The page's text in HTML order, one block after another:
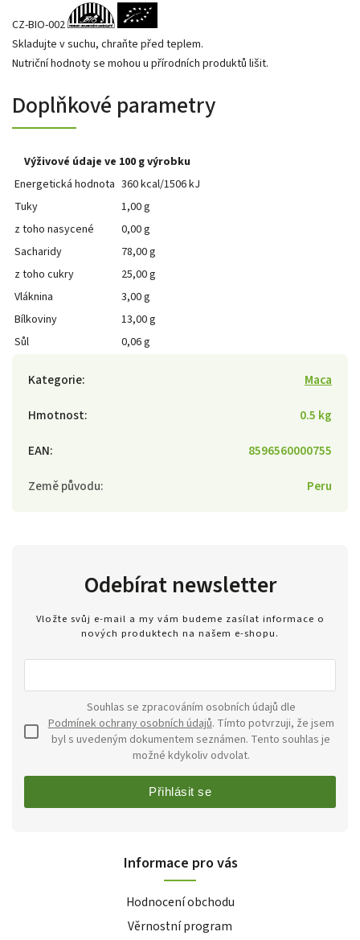
CZ-BIO-002
Skladujte v suchu, chraňte před teplem.
Nutriční hodnoty se mohou u přírodních produktů lišit.
Doplňkové parametry
Výživové údaje ve 100 g výrobku
Energetická hodnota 360 kcal/1506 kJ
Tuky
1,00 g
z toho nasycené
0,00 g
Sacharidy
78,00 g
z toho cukry
25,00 g
Vláknina
3,00 g
Bílkoviny
13,00 g
Sůl
0,06 g
Kategorie:
Maca
Hmotnost:
0.5 kg
EAN:
8596560000755
Země původu: Peru
Odebírat newsletter
Vložte svůj e-mail a my vám budeme zasílat informace o
nových produktech na našem e-shopu.
Podmínek ochrany osobních údajů. Tímto potvrzuji, že jsem
byl s uvedeným dokumentem seznámen. Tento souhlas je
možné kdykoliv odvolat.
Přihlásit se
Informace pro vás
Hodnocení obchodu
Věrnostní program